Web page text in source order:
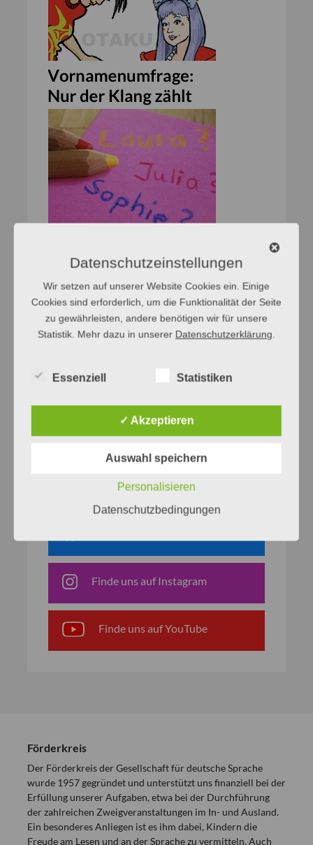
Finde uns auf Facebook
Finde uns auf Instagram
Finde uns auf YouTube
Förderkreis
Der Förderkreis der Gesellschaft für deutsche Sprache
wurde 1957 gegründet und unterstützt uns finanziell bei der
Erfüllung unserer Aufgaben, etwa bei der Durchführung
der zahlreichen Zweigveranstaltungen im In- und Ausland.
Ein besonderes Anliegen ist es ihm dabei, Kindern die
Freude am Lesen und an der Sprache zu vermitteln. Auch
Datenschutzeinstellungen
Wir setzen auf unserer Website Cookies ein. Einige
Cookies sind erforderlich, um die Funktionalität der Seite
zu gewährleisten, andere benötigen wir für unsere
Statistik. Mehr dazu in unserer Datenschutzerklärung.
Essenziell Statistiken
✓ Akzeptieren
Auswahl speichern
Personalisieren
Datenschutzbedingungen